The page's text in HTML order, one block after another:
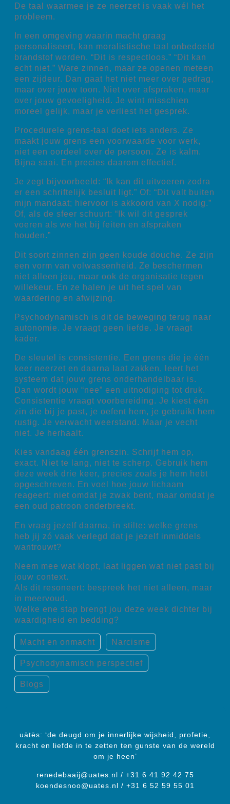
De taal waarmee je ze neerzet is vaak wél het
probleem.
In een omgeving waarin macht graag
personaliseert, kan moralistische taal onbedoeld
brandstof worden. “Dit is respectloos.” “Dit kan
echt niet.” Ware zinnen, maar ze openen meteen
een zijdeur. Dan gaat het niet meer over gedrag,
maar over jouw toon. Niet over afspraken, maar
over jouw gevoeligheid. Je wint misschien
moreel gelijk, maar je verliest het gesprek.
Procedurele grens-taal doet iets anders. Ze
maakt jouw grens een voorwaarde voor werk,
niet een oordeel over de persoon. Ze is kalm.
Bijna saai. En precies daarom effectief.
Je zegt bijvoorbeeld: “Ik kan dit uitvoeren zodra
er een schriftelijk besluit ligt.” Of: “Dit valt buiten
mijn mandaat; hiervoor is akkoord van X nodig.”
Of, als de sfeer schuurt: “Ik wil dit gesprek
voeren als we het bij feiten en afspraken
houden.”
Dit soort zinnen zijn geen koude douche. Ze zijn
een vorm van volwassenheid. Ze beschermen
niet alleen jou, maar ook de organisatie tegen
willekeur. En ze halen je uit het spel van
waardering en afwijzing.
Psychodynamisch is dit de beweging terug naar
autonomie. Je vraagt geen liefde. Je vraagt
kader.
De sleutel is consistentie. Een grens die je één
keer neerzet en daarna laat zakken, leert het
systeem dat jouw grens onderhandelbaar is.
Dan wordt jouw “nee” een uitnodiging tot druk.
Consistentie vraagt voorbereiding. Je kiest één
zin die bij je past, je oefent hem, je gebruikt hem
rustig. Je verwacht weerstand. Maar je vecht
niet. Je herhaalt.
Kies vandaag één grenszin. Schrijf hem op,
exact. Niet te lang, niet te scherp. Gebruik hem
deze week drie keer, precies zoals je hem hebt
opgeschreven. En voel hoe jouw lichaam
reageert: niet omdat je zwak bent, maar omdat je
een oud patroon onderbreekt.
En vraag jezelf daarna, in stilte: welke grens
heb jij zó vaak verlegd dat je jezelf inmiddels
wantrouwt?
Neem mee wat klopt, laat liggen wat niet past bij
jouw context.
Als dit resoneert: bespreek het niet alleen, maar
in meervoud.
Welke ene stap brengt jou deze week dichter bij
waardigheid en bedding?
Macht en onmacht Narcisme
Psychodynamisch perspectief
Blogs
uātēs: ‘de deugd om je innerlijke wijsheid, profetie,
kracht en liefde in te zetten ten gunste van de wereld
om je heen’
renedebaaij@uates.nl / +31 6 41 92 42 75
koendesnoo@uates.nl / +31 6 52 59 55 01